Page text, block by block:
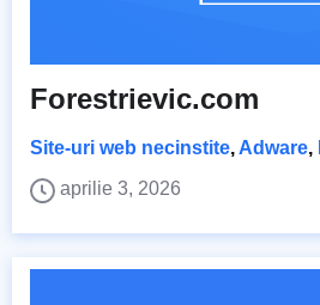
Forestrievic.com
Site-uri web necinstite, Adware,
aprilie 3, 2026